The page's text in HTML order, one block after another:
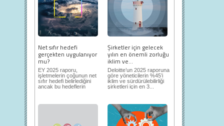
Net sıfır hedefi
gerçekten uygulanıyor
mu?
EY 2025 raporu,
işletmelerin çoğunun net
sıfır hedefi belirlediğini
ancak bu hedeflerin
Şirketler için gelecek
yılın en önemli zorluğu
iklim ve...
Deloitte’un 2025 raporuna
göre yöneticilerin %45’i
iklim ve sürdürülebilirliği
şirketleri için en 3...